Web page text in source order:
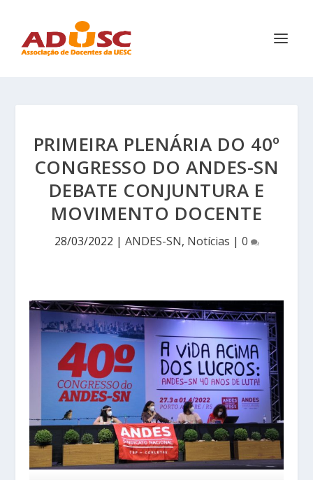
PRIMEIRA PLENÁRIA DO 40º
CONGRESSO DO ANDES-SN
DEBATE CONJUNTURA E
MOVIMENTO DOCENTE
28/03/2022 | ANDES-SN, Notícias | 0